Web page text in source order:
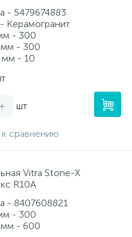
- 5479674883
Керамогранит
- 300
- 300
мм - 10
+ шт
сравнению
Vitra Stone-X
R10A
- 8407608821
- 300
- 600